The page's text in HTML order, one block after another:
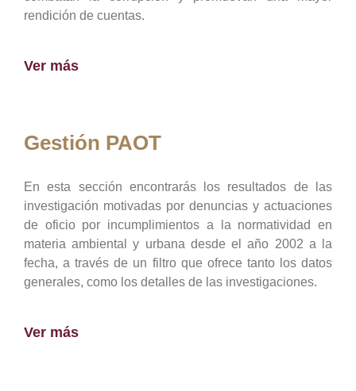
rendición de cuentas.
Ver más
Gestión PAOT
En esta sección encontrarás los resultados de las
investigación motivadas por denuncias y actuaciones
de oficio por incumplimientos a la normatividad en
materia ambiental y urbana desde el año 2002 a la
fecha, a través de un filtro que ofrece tanto los datos
generales, como los detalles de las investigaciones.
Ver más